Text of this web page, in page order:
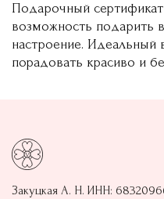
000 ₽
Подарочный
возможность подарить
настроение. Идеальный
порадовать красиво и
Закуцкая А. Н. ИНН: